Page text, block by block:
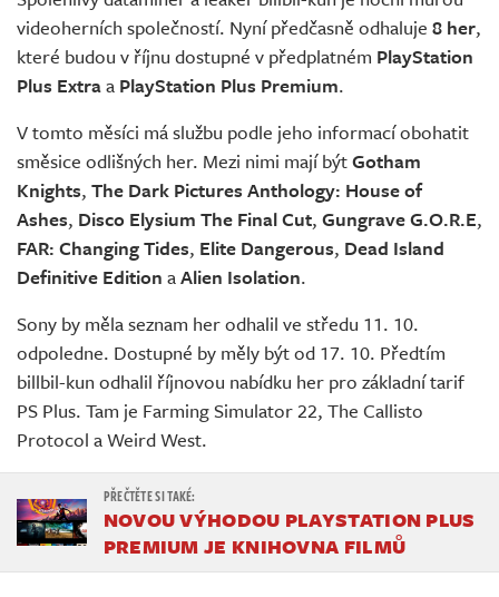
Živě
videoherních společností. Nyní předčasně odhaluje 8 her,
které budou v říjnu dostupné v předplatném PlayStation
Plus Extraa PlayStation Plus Premium.
V tomto měsíci má službu podle jeho informací obohatit
směsice odlišných her. Mezi nimi mají býtGotham
Knights, The Dark Pictures Anthology: House of
Ashes, Disco Elysium The Final Cut, Gungrave G.O.R.E,
FAR: Changing Tides, Elite Dangerous, Dead Island
Definitive Edition aAlien Isolation.
Sony by měla seznam her odhalil ve středu 11. 10.
odpoledne. Dostupné by měly být od 17. 10. Předtím
billbil-kun odhalil říjnovou nabídku her pro základní tarif
PS Plus. Tam je Farming Simulator 22, The Callisto
Protocol a Weird West.
NOVOU VÝHODOU PLAYSTATION PLUS
PREMIUM JE KNIHOVNA FILMŮ